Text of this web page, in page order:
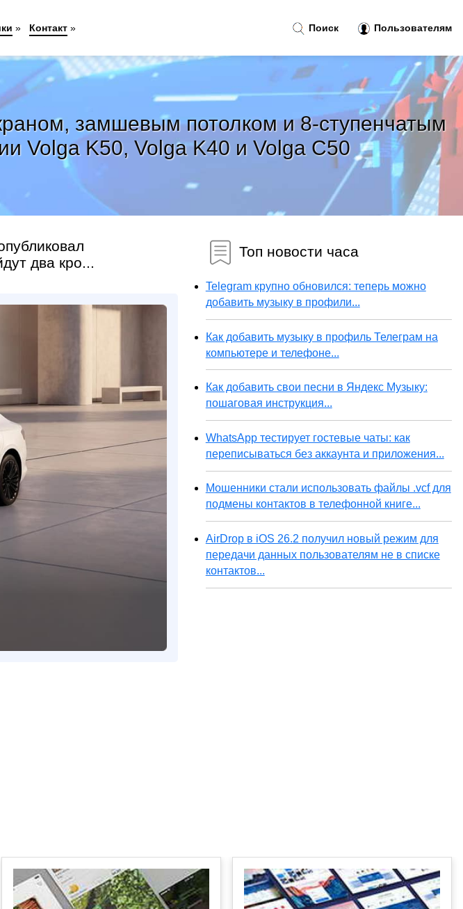
замшевым потолком и 8-ступенчатым
Volga K50, Volga K40 и Volga C50
два кро...
Топ новости часа
Telegram крупно обновился: теперь можно
добавить музыку в профили...
Как добавить музыку в профиль Телеграм на
компьютере и телефоне...
Как добавить свои песни в Яндекс Музыку:
пошаговая инструкция...
WhatsApp тестирует гостевые чаты: как
переписываться без аккаунта и приложения...
Мошенники стали использовать файлы .vcf для
подмены контактов в телефонной книге...
AirDrop в iOS 26.2 получил новый режим для
передачи данных пользователям не в списке
контактов...
Поиск Пользователям
» Контакт»